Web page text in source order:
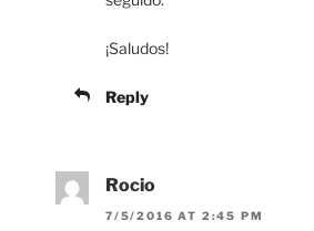
¡Saludos!
Reply
Rocio
7/5/2016 AT 2:45 PM